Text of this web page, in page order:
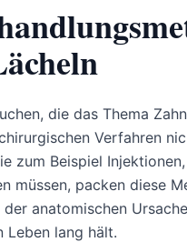
die das Thema
Verfahren
zum Beispiel
müssen, packen diese
anatomischen
Leben lang hält.